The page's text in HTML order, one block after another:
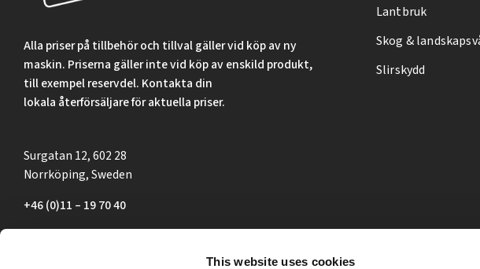
This website uses cookies
Alla priser på tillbehör och tillval gäller vid köp av ny
maskin. Priserna gäller inte vid köp av enskild produkt,
till exempel reservdel. Kontakta din
lokala återförsäljare för aktuella priser.
Surgatan 12, 602 28
Norrköping, Sweden
+46 (0)11 – 19 70 40
Lantbruk
Skog &
Slirskydd